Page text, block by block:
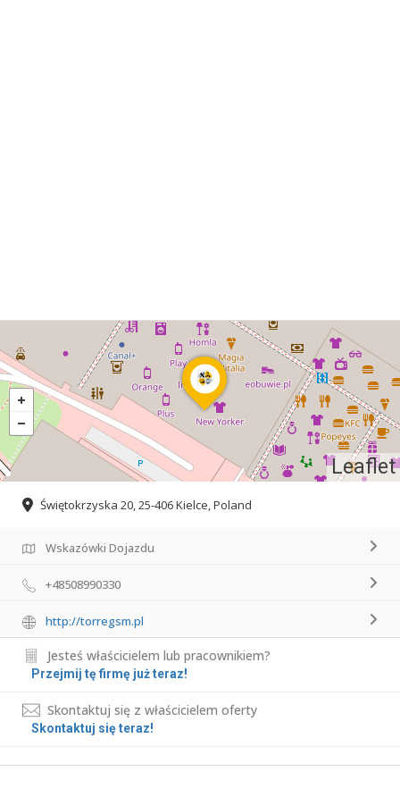
Leaflet
Świętokrzyska 20, 25-406 Kielce, Poland
Wskazówki Dojazdu
+48508990330
http://torregsm.pl
Jesteś właścicielem lub pracownikiem?
Przejmij tę firmę już teraz!
Skontaktuj się z właścicielem oferty
Skontaktuj się teraz!